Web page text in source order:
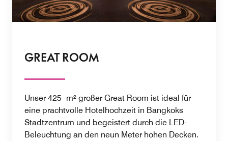
GREAT ROOM
Unser 425 m² großer Great Room ist ideal für
eine prachtvolle Hotelhochzeit in Bangkoks
Stadtzentrum und begeistert durch die LED-
Beleuchtung an den neun Meter hohen Decken.